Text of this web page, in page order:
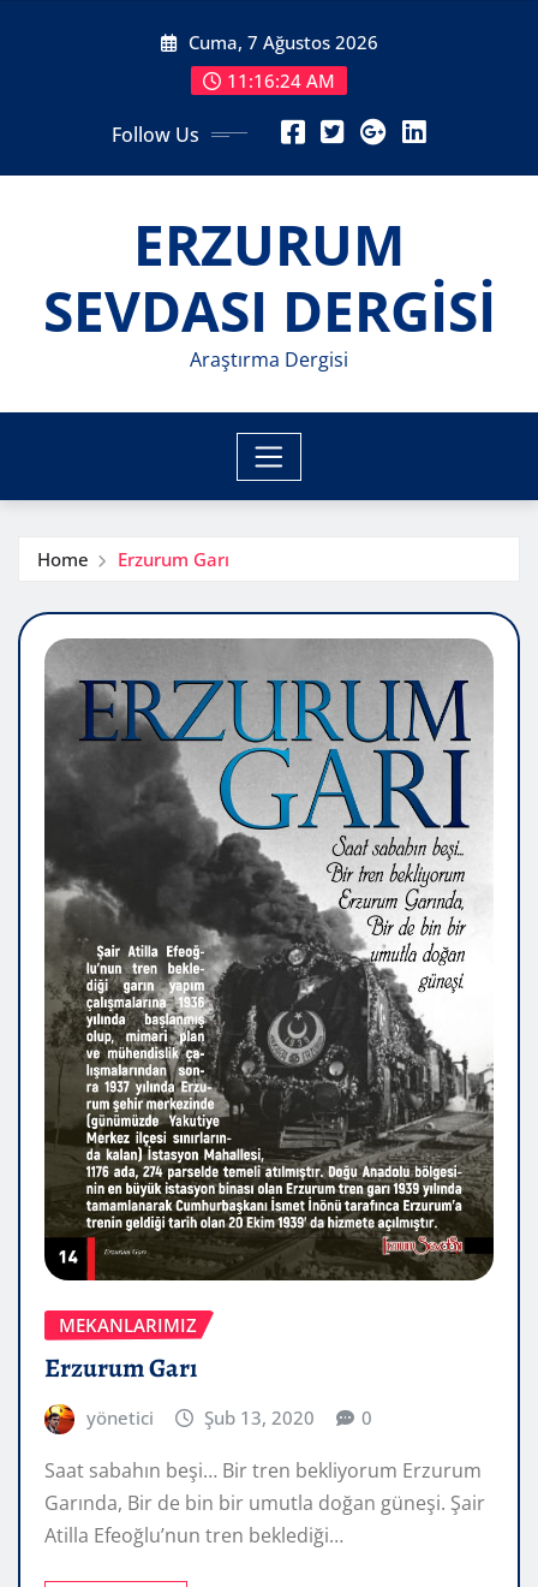
Cuma, 7 Ağustos 2026
11:16:25 AM
Follow Us
ERZURUM
SEVDASI DERGİSİ
Araştırma Dergisi
Home Erzurum Garı
MEKANLARIMIZ
Erzurum Garı
yönetici Şub 13, 2020 0
Saat sabahın beşi… Bir tren bekliyorum Erzurum
Garında, Bir de bin bir umutla doğan güneşi. Şair
Atilla Efeoğlu’nun tren beklediği…